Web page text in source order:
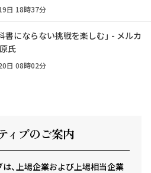
日 18時37分
書にならない挑戦を楽しむ」 - メルカ
氏
日 08時02分
ィ ブのご案内
、上場企業および上場相当企業